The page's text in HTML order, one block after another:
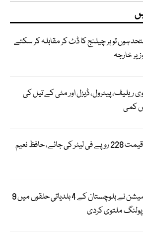
ہوں تو ہر چیلنج کا ڈٹ کر مقابلہ کر سکتے
خارجہ
ریلیف، پیٹرول، ڈیزل اور مٹی کے تیل کی
کمی
پیٹرول کی قیمت 228 روپے فی لیٹر کی جائے، حافظ نعیم
الیکشن کمیشن نے بلوچستان کے 4 بلدیاتی حلقوں میں 9
ملتوی کردی